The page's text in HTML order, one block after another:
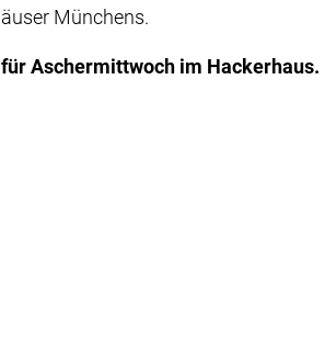
Münchens.
Aschermittwoch im Hackerhaus.